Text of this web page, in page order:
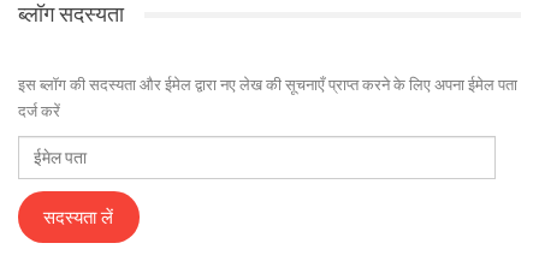
ब्लॉग सदस्यता
इस ब्लॉग की सदस्यता और ईमेल द्वारा नए लेख की सूचनाएँ प्राप्त करने के लिए अपना ईमेल पता
दर्ज करें
ईमेल
पता
सदस्यता लें